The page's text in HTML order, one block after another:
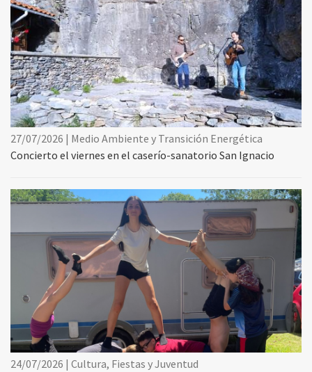
27/07/2026 | Medio Ambiente y Transición Energética
Concierto el viernes en el caserío-sanatorio San Ignacio
24/07/2026 | Cultura, Fiestas y Juventud